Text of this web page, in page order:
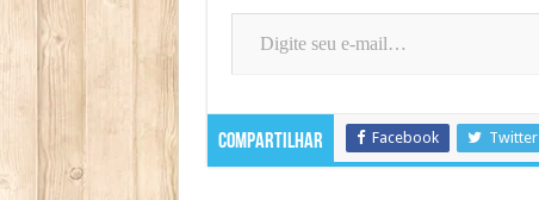
Digite seu e-mail…
Compartilhar Facebook Twitter